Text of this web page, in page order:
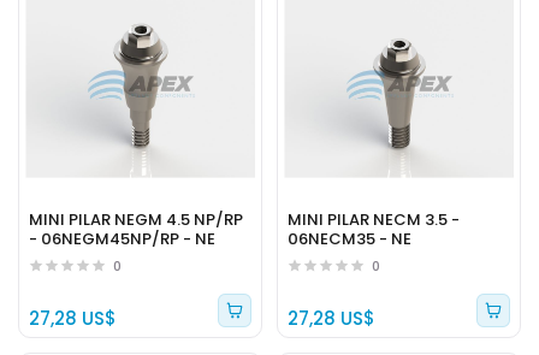
MINI PILAR NEGM 4.5 NP/RP
- 06NEGM45NP/RP - NE
0
27,28 US$
MINI PILAR NECM 3.5 -
06NECM35 - NE
0
27,28 US$